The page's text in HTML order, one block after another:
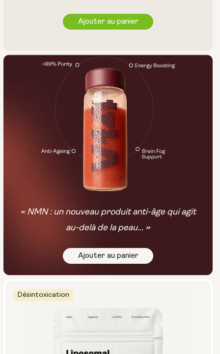
Désintoxication
Ajouter au panier
« NMN : un nouveau produit anti-âge qui agit
au-delà de la peau... »
Ajouter au panier